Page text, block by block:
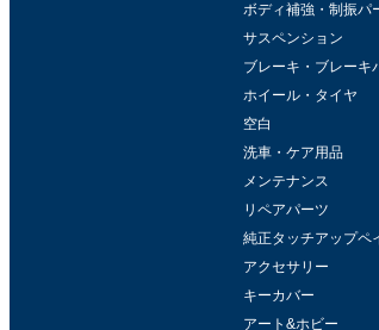
ボディ補強・制振パ
サスペンション
ブレーキ・ブレーキ
ホイール・タイヤ
空白
洗車・ケア用品
メンテナンス
リペアパーツ
純正タッチアップペ
アクセサリー
キーカバー
アート&ホビー